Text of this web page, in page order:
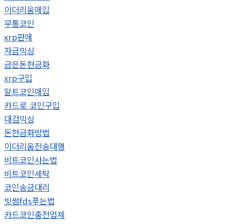
이더리움매입
무통코인
xrp판매
자금믹싱
금은돈현금화
xrp구입
알트코인매입
카드로 코인구입
대검믹싱
돈현금화방법
이더리움전송대행
비트코인사는법
비트코인세탁
코인송금대리
빗썸fds푸는법
카드코인충전업체